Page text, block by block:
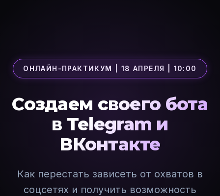
ОНЛАЙН-ПРАКТИКУМ | 18 АПРЕЛЯ | 10:00
Создаем своего бота
в Telegram и
ВКонтакте
Как перестать зависеть от охватов в
соцсетях и получить возможность